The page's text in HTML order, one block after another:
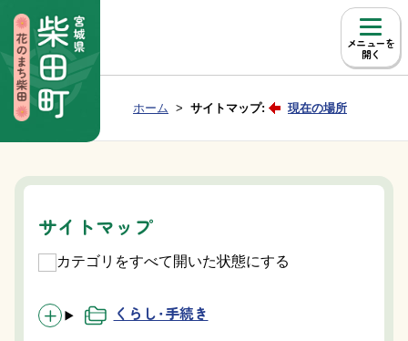
メニュー
Group NAV 現在位置：
ホーム サイトマップ: 現在の場所
サイトマップ
カテゴリをすべて開いた状態にする
くらし・手続き